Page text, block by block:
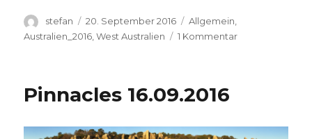
Autor
stefan
Veröffentlicht
am
20. September 2016 Kategorien
Allgemein,
Australien_2016 ,West Australien 1 Kommentarzu
Pinnacles 16.09.2016